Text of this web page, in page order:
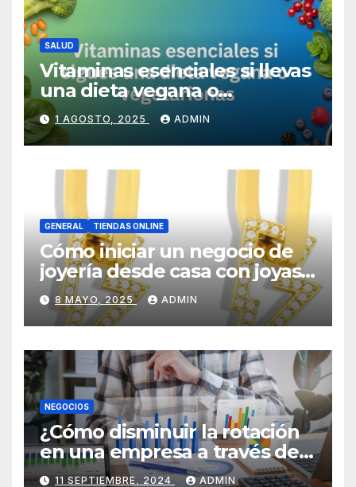
SALUD
Vitaminas esenciales si llevas
una dieta vegana o
vegetariana
1 AGOSTO, 2025 ADMIN
GENERAL TIENDAS ONLINE
Cómo iniciar un negocio de
joyería desde casa con joyas
por mayor
8 MAYO, 2025 ADMIN
NEGOCIOS
¿Cómo disminuir la rotación
en una empresa a través de
HR Analytics?
11 SEPTIEMBRE, 2024 ADMIN